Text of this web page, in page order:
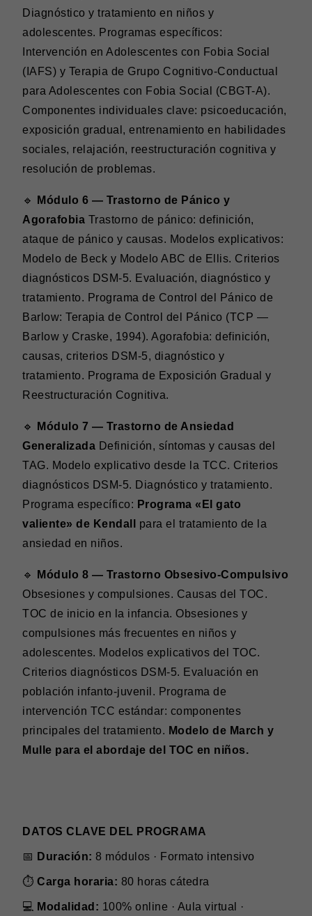
Diagnóstico y tratamiento en niños y
adolescentes. Programas específicos:
Intervención en Adolescentes con Fobia Social
(IAFS) y Terapia de Grupo Cognitivo-Conductual
para Adolescentes con Fobia Social (CBGT-A).
Componentes individuales clave: psicoeducación,
exposición gradual, entrenamiento en habilidades
sociales, relajación, reestructuración cognitiva y
resolución de problemas.
🔹
Módulo 6 — Trastorno de Pánico y
Agorafobia Trastorno de pánico: definición,
ataque de pánico y causas. Modelos explicativos:
Modelo de Beck y Modelo ABC de Ellis. Criterios
diagnósticos DSM-5. Evaluación, diagnóstico y
tratamiento. Programa de Control del Pánico de
Barlow: Terapia de Control del Pánico (TCP —
Barlow y Craske, 1994). Agorafobia: definición,
causas, criterios DSM-5, diagnóstico y
tratamiento. Programa de Exposición Gradual y
Reestructuración Cognitiva.
🔹
Módulo 7 — Trastorno de Ansiedad
Generalizada Definición, síntomas y causas del
TAG. Modelo explicativo desde la TCC. Criterios
diagnósticos DSM-5. Diagnóstico y tratamiento.
Programa específico: Programa «El gato
valiente» de Kendall
para el tratamiento de la
ansiedad en niños.
🔹
Módulo 8 — Trastorno Obsesivo-Compulsivo
Obsesiones y compulsiones. Causas del TOC.
TOC de inicio en la infancia. Obsesiones y
compulsiones más frecuentes en niños y
adolescentes. Modelos explicativos del TOC.
Criterios diagnósticos DSM-5. Evaluación en
población infanto-juvenil. Programa de
intervención TCC estándar: componentes
principales del tratamiento. Modelo de March y
Mulle para el abordaje del TOC en niños.
DATOS CLAVE DEL PROGRAMA
📅 Duración: 8 módulos · Formato intensivo
⏱️Carga horaria: 80 horas cátedra
💻 Modalidad: 100% online · Aula virtual ·